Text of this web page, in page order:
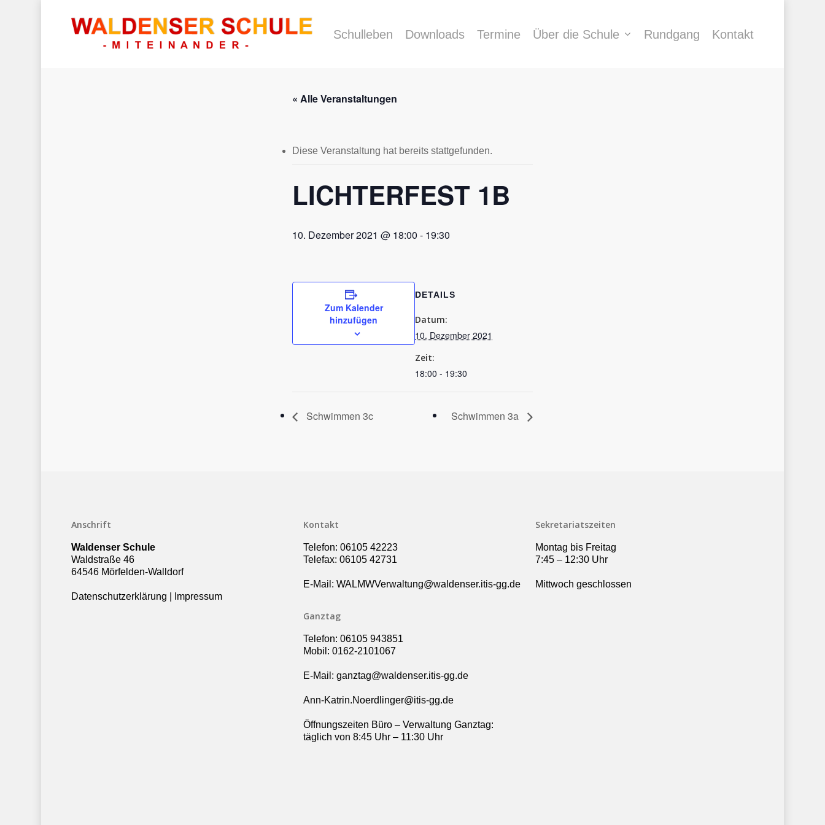
Schulleben Downloads Termine Über die Schule Rundgang Kontakt
« Alle Veranstaltungen
Diese Veranstaltung hat bereits stattgefunden.
LICHTERFEST 1B
10. Dezember 2021 @ 18:00 - 19:30
Zum Kalender
hinzufügen
DETAILS
Datum:
10. Dezember 2021
Zeit:
18:00 - 19:30
Schwimmen 3c Schwimmen 3a
Anschrift
Waldenser Schule
Waldstraße 46
64546 Mörfelden-Walldorf
Datenschutzerklärung Impressum
Kontakt
Telefon: 06105 42223
Telefax: 06105 42731
E-Mail: WALMWVerwaltung@waldenser.itis-gg.de
Ganztag
Telefon: 06105 943851
Mobil: 0162-2101067
E-Mail: ganztag@waldenser.itis-gg.de
Ann-Katrin.Noerdlinger@itis-gg.de
Öffnungszeiten Büro – Verwaltung Ganztag:
täglich von 8:45 Uhr – 11:30 Uhr
Sekretariatszeiten
Montag bis Freitag
7:45 – 12:30 Uhr
Mittwoch geschlossen